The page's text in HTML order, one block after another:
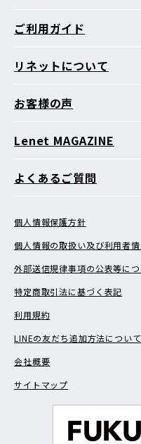
ご利用ガイド
リネットについて
お客様の声
Lenet MAGAZINE
よくあるご質問
個人情報保護方針
個人情報の取扱い及び利用者
外部送信規律事項の公表等に
特定商取引法に基づく表記
利用規約
LINEの友だち追加方法について
会社概要
サイトマップ